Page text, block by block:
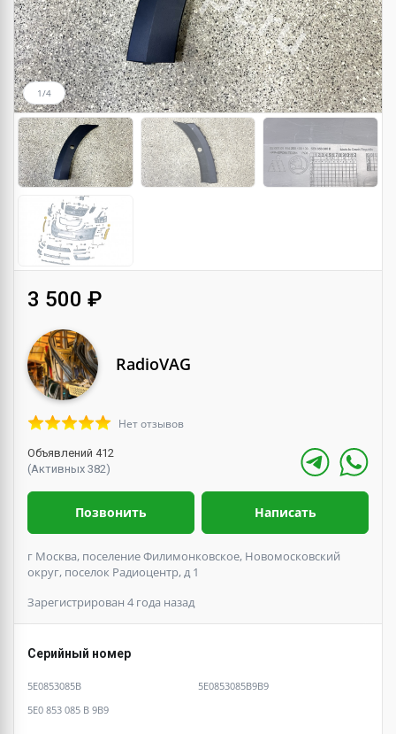
1/4
3 500 ₽
RadioVAG
Нет отзывов
Объявлений 412
(Активных 382)
Позвонить Написать
г Москва, поселение Филимонковское, Новомосковский
округ, поселок Радиоцентр, д 1
Зарегистрирован 4 года назад
Серийный номер
5E0853085B
5E0853085B9B9
5E0 853 085 B 9B9